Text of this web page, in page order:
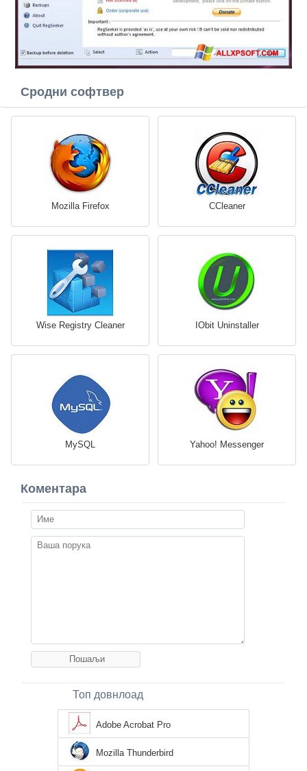
Сродни софтвер
Mozilla Firefox CCleaner
Wise Registry Cleaner IObit Uninstaller
MySQL Yahoo! Messenger
Коментара
Топ довнлоад
Adobe Acrobat Pro
Mozilla Thunderbird